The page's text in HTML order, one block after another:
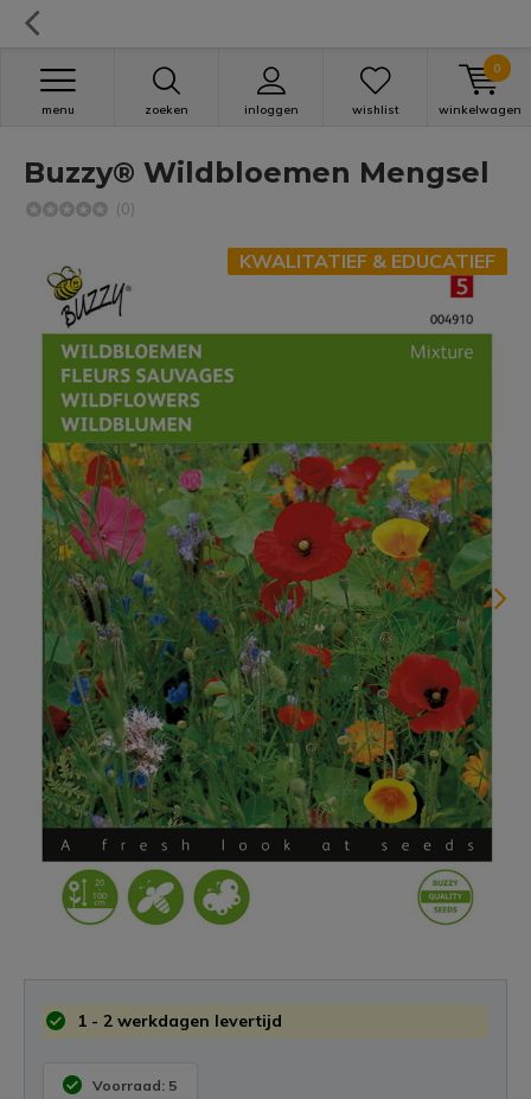
zoeken inloggen
menu wishlist winkelwagen
0
Buzzy® Wildbloemen Mengsel
(0)
KWALITATIEF & EDUCATIEF
1 - 2 werkdagen levertijd
Voorraad: 5